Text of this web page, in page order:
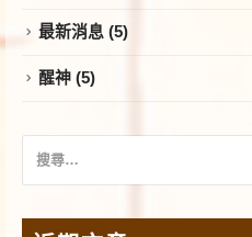
最新消息 (5)
醒神 (5)